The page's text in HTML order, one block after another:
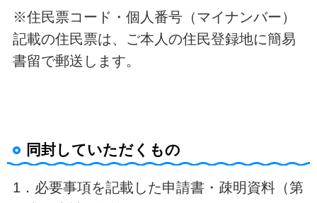
※住民票コード・個人番号（マイナンバー）
記載の住民票は、ご本人の住民登録地に簡易
書留で郵送します。
同封していただくもの
1．必要事項を記載した申請書・疎明資料（第